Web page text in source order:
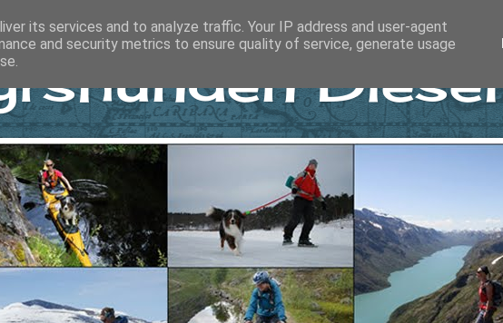
Diesel
its services and to analyze traffic. Your IP address and user-agent
and security metrics to ensure quality of service, generate usage